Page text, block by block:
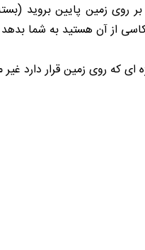
بر روی زمین پایین بروید
از آن هستید به شما
که روی زمین قرار دارد